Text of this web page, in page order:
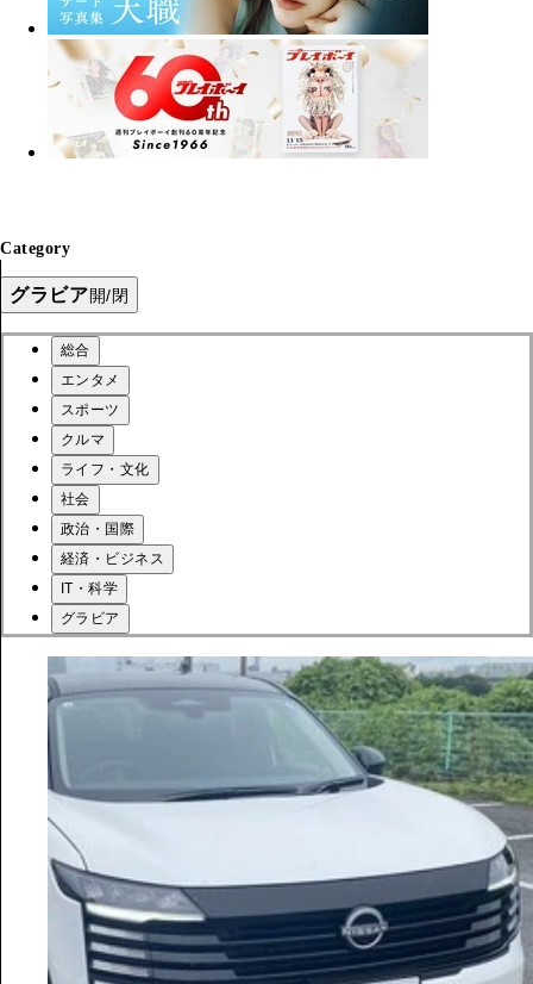
Category
グラビア開/閉
総合
エンタメ
スポーツ
クルマ
ライフ・文化
社会
政治・国際
経済・ビジネス
IT・科学
グラビア